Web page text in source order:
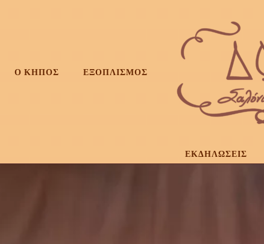
Ο ΚΗΠΟΣ ΕΞΟΠΛΙΣΜΟΣ
ΕΚΔΗΛΩΣΕΙΣ